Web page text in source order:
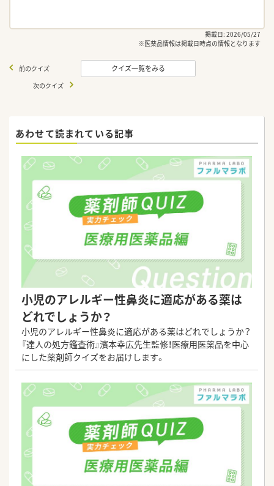
掲載日: 2026/05/27
※医薬品情報は掲載日時点の情報となります
前のクイズ クイズ一覧をみる
次のクイズ
あわせて読まれている記事
小児のアレルギー性鼻炎に適応がある薬は
どれでしょうか？
小児のアレルギー性鼻炎に適応がある薬はどれでしょうか？
『達人の処方鑑査術』濱本幸広先生監修！医療用医薬品を中心
にした薬剤師クイズをお届けします。